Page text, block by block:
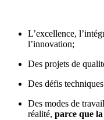
L’excellence,
l’innovation;
Des projets de
Des défis
Des modes de travail
réalité, parce que